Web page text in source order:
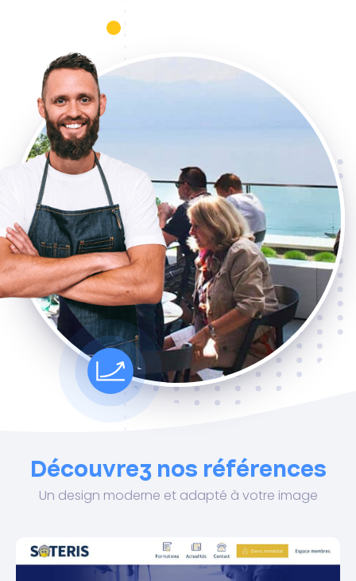
Découvrez nos références
Un design moderne et adapté à votre image